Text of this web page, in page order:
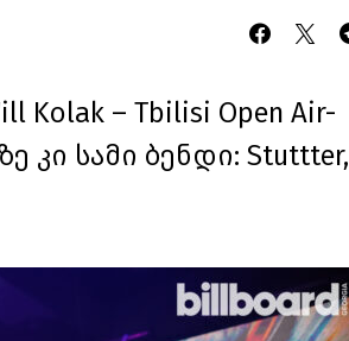
Kolak – Tbilisi Open Air-
კი სამი ბენდი: Stuttter,